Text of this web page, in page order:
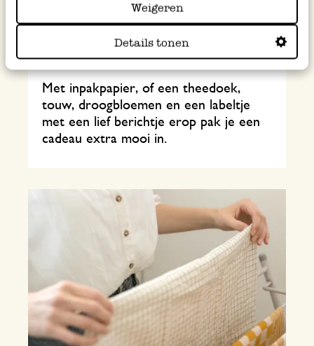
Weigeren
Details tonen
De leukste inpak
ideeën
Met inpakpapier, of een theedoek,
touw, droogbloemen en een labeltje
met een lief berichtje erop pak je een
cadeau extra mooi in.